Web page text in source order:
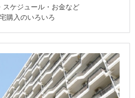
スケジュール・お金など
購入のいろいろ